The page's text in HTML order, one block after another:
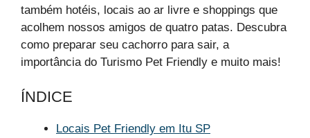
também hotéis, locais ao ar livre e shoppings que
acolhem nossos amigos de quatro patas. Descubra
como preparar seu cachorro para sair, a
importância do Turismo Pet Friendly e muito mais!
ÍNDICE
Locais Pet Friendly em Itu SP